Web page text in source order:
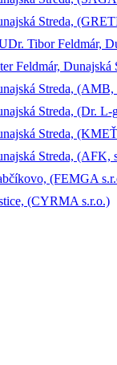
Streda,
Tibor Feldmár,
Feldmár,
Streda, (AMB,
Streda, (Dr. L-
Streda,
Streda, (AFK,
(FEMGA
(CYRMA s.r.o.)